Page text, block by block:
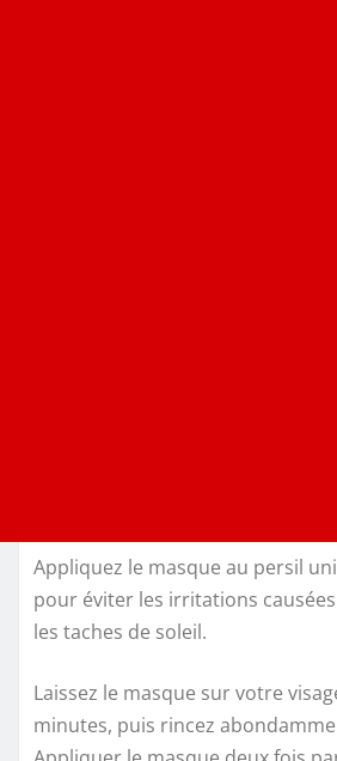
Appliquez le masque au persil
pour éviter les irritations
les taches de soleil.
Laissez le masque sur votre
minutes, puis rincez